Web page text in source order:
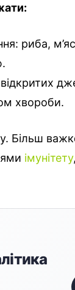
риба,
хвороби.
Більш
імунітету